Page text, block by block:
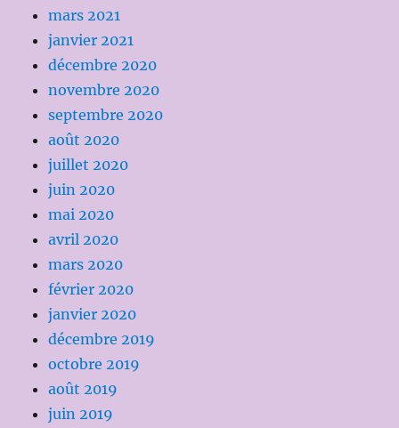
mars 2021
janvier 2021
décembre 2020
novembre 2020
septembre 2020
août 2020
juillet 2020
juin 2020
mai 2020
avril 2020
mars 2020
février 2020
janvier 2020
décembre 2019
octobre 2019
août 2019
juin 2019